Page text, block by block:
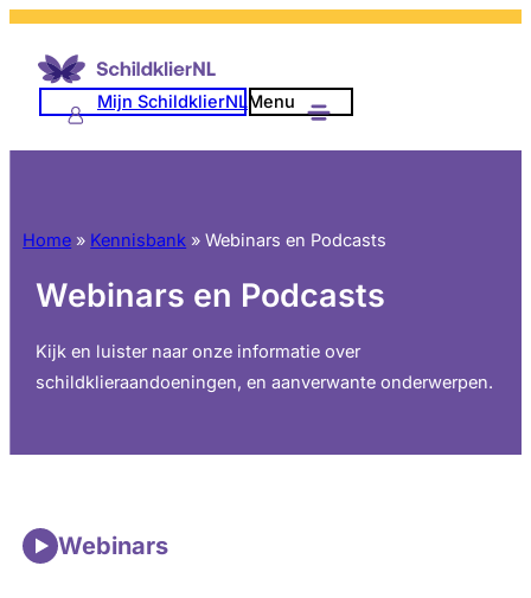
naar
Mijn SchildklierNLMenu
Home » Kennisbank »Webinars en Podcasts
Webinars en Podcasts
Kijk en luister naar onze informatie over
schildklieraandoeningen, en aanverwante onderwerpen.
Webinars